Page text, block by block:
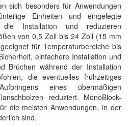
sich besonders für Anwendungen
Einheiten und eingelegte
die Installation und reduzieren
von 0,5 Zoll bis 24 Zoll (15 mm
für Temperaturbereiche bis
einfachere Installation und
Brüchen während der Installation
die eventuelles frühzeitiges
eines übermäßigen
reduziert. MonoBlock-
die meisten Anwendungen, in der
sind.